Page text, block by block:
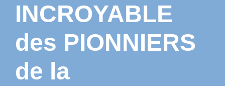
INCROYABLE
des PIONNIERS
de la